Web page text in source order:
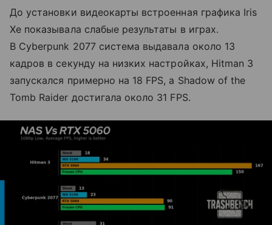
До установки видеокарты встроенная графика Iris
Xe показывала слабые результаты в играх.
В Cyberpunk 2077 система выдавала около 13
кадров в секунду на низких настройках, Hitman 3
запускался примерно на 18 FPS, а Shadow of the
Tomb Raider достигала около 31 FPS.